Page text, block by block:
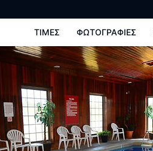
ΤΙΜΈΣ ΦΩΤΟΓΡΑΦΊΕΣ